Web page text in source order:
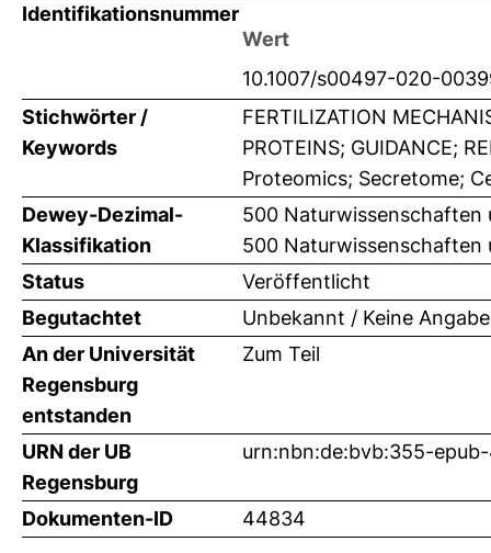
Identifikationsnummer
Wert
10.1007/s00497-020-
Stichwörter /
Keywords
FERTILIZATION
PROTEINS; GUIDANCE;
Proteomics; Secretome;
Dewey-Dezimal-
Klassifikation
500 Naturwissenschaften
500
Status
Veröffentlicht
Begutachtet
Unbekannt / Keine Angabe
An der Universität
Regensburg
entstanden
Zum Teil
URN der UB
Regensburg
urn:nbn:de:bvb:355-
Dokumenten-ID 44834